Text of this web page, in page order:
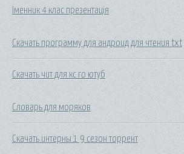
Іменник 4 клас презентація
Скачать программу для андроид для чтения txt
Скачать чит для кс го ютуб
Словарь для моряков
Скачать интерны 1 9 сезон торрент